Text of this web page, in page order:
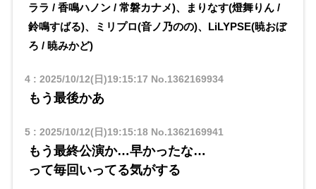
ララ / 香鳴ハノン / 常磐カナメ)、まりなす(燈舞りん /
鈴鳴すばる)、ミリプロ(音ノ乃のの)、LiLYPSE(暁おぼ
ろ / 暁みかど)
4: 2025/10/12(日)19:15:17 No.1362169934
もう最後かあ
5: 2025/10/12(日)19:15:18No.1362169941
もう最終公演か…早かったな…
って毎回いってる気がする